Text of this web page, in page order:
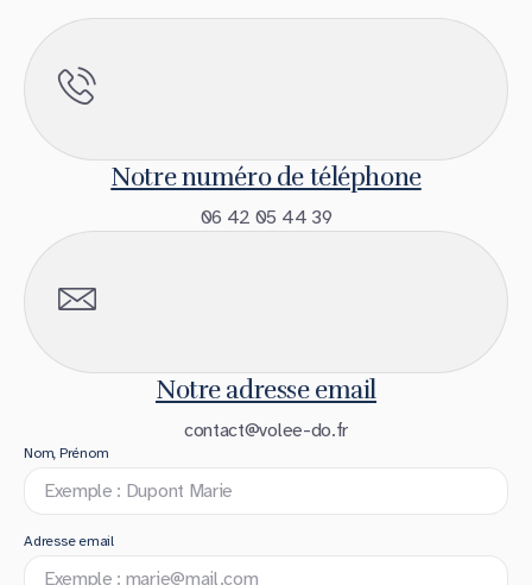
Nom, Prénom
Adresse email
Notre numéro de téléphone
06 42 05 44 39
Notre adresse email
contact@volee-do.fr